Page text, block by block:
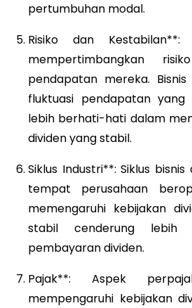
pertumbuhan modal.
Risiko dan Kestabilan**:
mempertimbangkan
pendapatan mereka.
fluktuasi pendapatan yang
lebih berhati-hati dalam
dividen yang stabil.
Siklus Industri**: Siklus
tempat perusahaan
memengaruhi kebijakan
stabil cenderung lebih
pembayaran dividen.
Pajak**: Aspek
mempengaruhi kebijakan